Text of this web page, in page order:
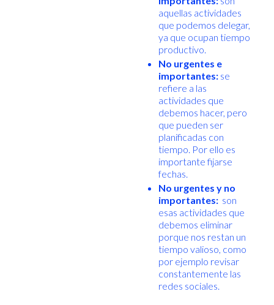
aquellas actividades
que podemos delegar,
ya que ocupan tiempo
productivo.
No urgentes e
importantes: se
refiere a las
actividades que
debemos hacer, pero
que pueden ser
planificadas con
tiempo. Por ello es
importante fijarse
fechas.
No urgentes y no
importantes:son
esas actividades que
debemos eliminar
porque nos restan un
tiempo valioso, como
por ejemplo revisar
constantemente las
redes sociales.